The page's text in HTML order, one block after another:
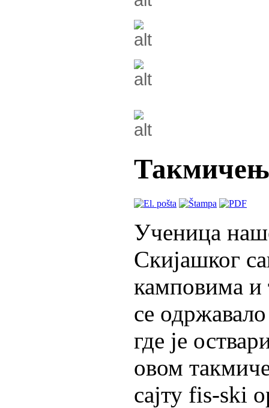
Ученица
Скијашког
камповима и
се
где је
овом
сајту fis-ski